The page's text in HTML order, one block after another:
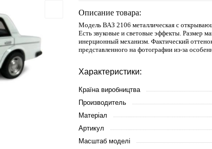
Описание товара:
Модель ВАЗ 2106 металлическая с
Есть звуковые и световые эффекты. Размер
инерционный механизм. Фактический
представленного на фотографии из-за
Характеристики:
Країна виробництва
Производитель
Матеріал
Артикул
Масштаб моделі